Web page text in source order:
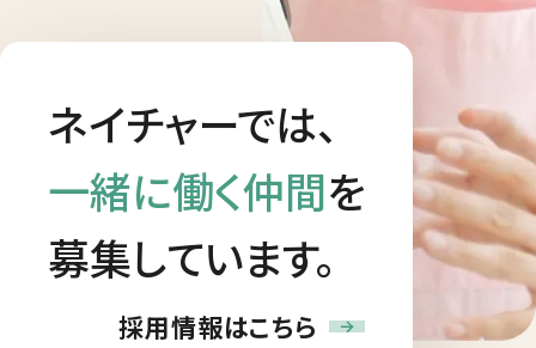
ネイチャーでは、
一緒に働く仲間を
募集しています。
採用情報はこちら